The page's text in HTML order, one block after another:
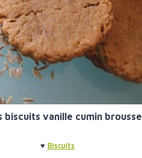
biscuits vanille cumin brousse
♥ Biscuits